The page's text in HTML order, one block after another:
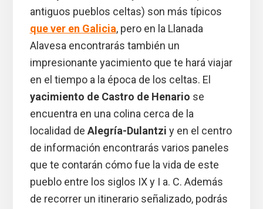
antiguos pueblos celtas) son más típicos
que ver en Galicia, pero en la Llanada
Alavesa encontrarás también un
impresionante yacimiento que te hará viajar
en el tiempo a la época de los celtas. El
yacimiento de Castro de Henario se
encuentra en una colina cerca de la
localidad de Alegría-Dulantzi y en el centro
de información encontrarás varios paneles
que te contarán cómo fue la vida de este
pueblo entre los siglos IX y I a. C. Además
de recorrer un itinerario señalizado, podrás